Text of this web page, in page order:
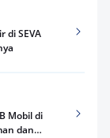
di SEVA
Mobil di
dan